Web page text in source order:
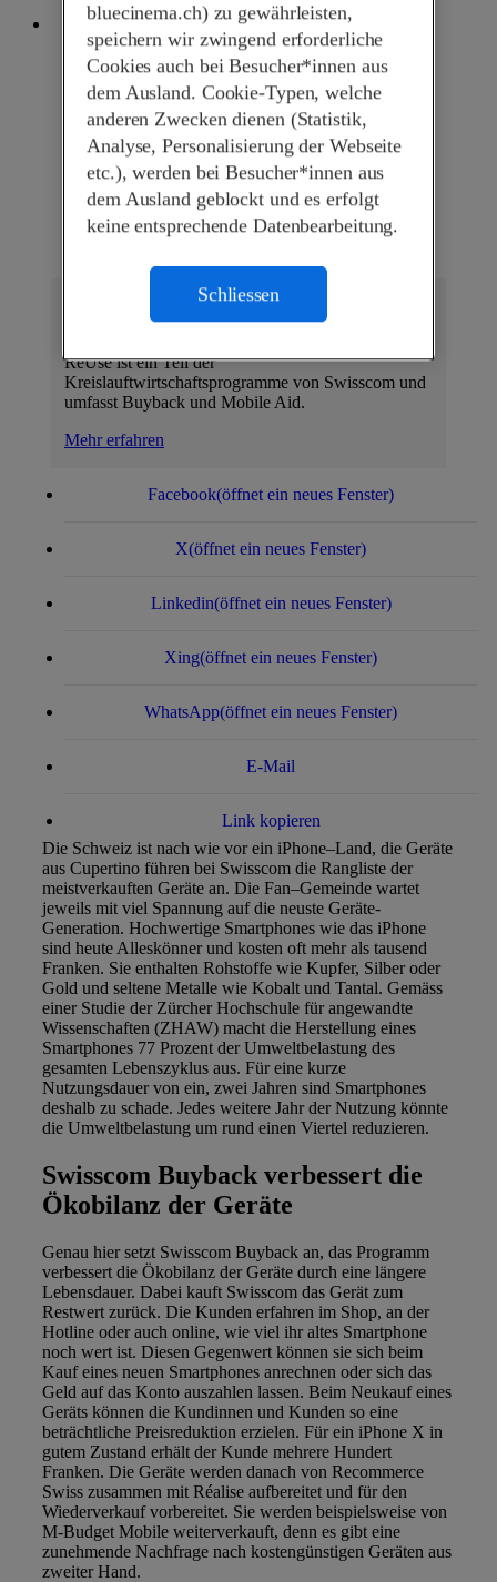
Link kopieren
Swisscom ReUse!
ReUse ist ein Teil der
Kreislauftwirtschaftsprogramme von Swisscom und
umfasst Buyback und Mobile Aid.
Mehr erfahren
Facebook(öffnet ein neues Fenster)
X(öffnet ein neues Fenster)
Linkedin(öffnet ein neues Fenster)
Xing(öffnet ein neues Fenster)
WhatsApp(öffnet ein neues Fenster)
E-Mail
Link kopieren
Die Schweiz ist nach wie vor ein iPhone–Land, die Geräte
aus Cupertino führen bei Swisscom die Rangliste der
meistverkauften Geräte an. Die Fan–Gemeinde wartet
jeweils mit viel Spannung auf die neuste Geräte-
Generation. Hochwertige Smartphones wie das iPhone
sind heute Alleskönner und kosten oft mehr als tausend
Franken. Sie enthalten Rohstoffe wie Kupfer, Silber oder
Gold und seltene Metalle wie Kobalt und Tantal. Gemäss
einer Studie der Zürcher Hochschule für angewandte
Wissenschaften (ZHAW) macht die Herstellung eines
Smartphones 77 Prozent der Umweltbelastung des
gesamten Lebenszyklus aus. Für eine kurze
Nutzungsdauer von ein, zwei Jahren sind Smartphones
deshalb zu schade. Jedes weitere Jahr der Nutzung könnte
die Umweltbelastung um rund einen Viertel reduzieren.
Swisscom Buyback verbessert die
Ökobilanz der Geräte
Genau hier setzt Swisscom Buyback an, das Programm
verbessert die Ökobilanz der Geräte durch eine längere
Lebensdauer. Dabei kauft Swisscom das Gerät zum
Restwert zurück. Die Kunden erfahren im Shop, an der
Hotline oder auch online, wie viel ihr altes Smartphone
noch wert ist. Diesen Gegenwert können sie sich beim
Kauf eines neuen Smartphones anrechnen oder sich das
Geld auf das Konto auszahlen lassen. Beim Neukauf eines
Geräts können die Kundinnen und Kunden so eine
beträchtliche Preisreduktion erzielen. Für ein iPhone X in
gutem Zustand erhält der Kunde mehrere Hundert
Franken. Die Geräte werden danach von Recommerce
Swiss zusammen mit Réalise aufbereitet und für den
Wiederverkauf vorbereitet. Sie werden beispielsweise von
M-Budget Mobile weiterverkauft, denn es gibt eine
zunehmende Nachfrage nach kostengünstigen Geräten aus
zweiter Hand.
bluecinema.ch) zu gewährleisten,
speichern wir zwingend erforderliche
Cookies auch bei Besucher*innen aus
dem Ausland. Cookie-Typen, welche
anderen Zwecken dienen (Statistik,
Analyse, Personalisierung der Webseite
etc.), werden bei Besucher*innen aus
dem Ausland geblockt und es erfolgt
keine entsprechende Datenbearbeitung.
Schliessen